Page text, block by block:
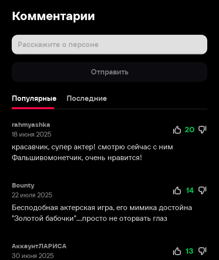
Комментарии
Расскажите о персоне
Отправить
Популярные Последние
rahmyashka
18 июня 2025
20
красавчик, супер актер! смотрю сейчас с ним
Фальшивомонетчик, очень нравится!
Bounty
22 июля 2025
14
Бесподобная актерская игра, его мимика достойна
"Золотой бабочки"....просто не оторвать глаз
АккаунтЛАРИСА
30 июня 2025
13